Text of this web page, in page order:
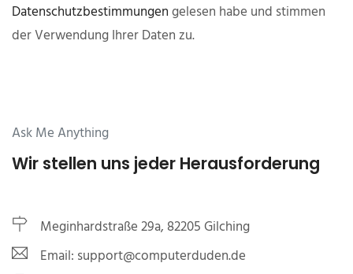
Datenschutzbestimmungengelesen habe und stimmen
der Verwendung Ihrer Daten zu.
Ask Me Anything
Wir stellen uns jeder Herausforderung
Meginhardstraße 29a, 82205 Gilching
Email: support@computerduden.de